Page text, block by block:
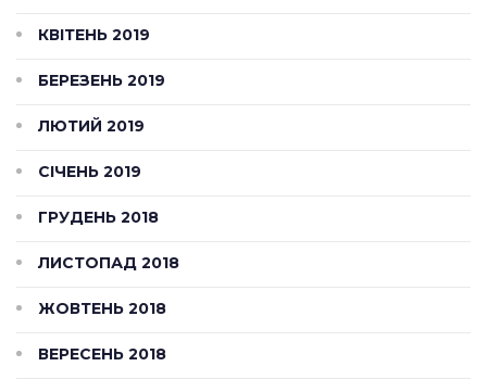
КВІТЕНЬ 2019
БЕРЕЗЕНЬ 2019
ЛЮТИЙ 2019
СІЧЕНЬ 2019
ГРУДЕНЬ 2018
ЛИСТОПАД 2018
ЖОВТЕНЬ 2018
ВЕРЕСЕНЬ 2018